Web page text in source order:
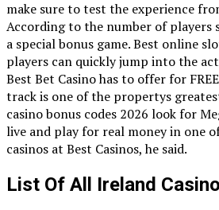
make sure to test the experience
According to the number of players
a special bonus game. Best online
players can quickly jump into the
Best Bet Casino has to offer for
track is one of the propertys
casino bonus codes 2026 look for
live and play for real money in one
casinos at Best Casinos, he said.
List Of All Ireland Casino